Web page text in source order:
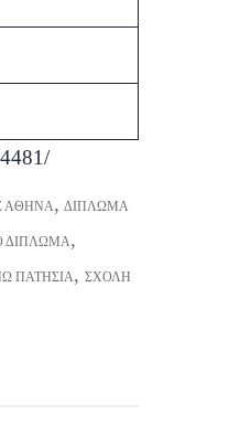
ΑΘΉΝΑ, ΔΊΠΛΩΜΑ
ΔΊΠΛΩΜΑ,
ΠΑΤΉΣΙΑ, ΣΧΟΛΉ